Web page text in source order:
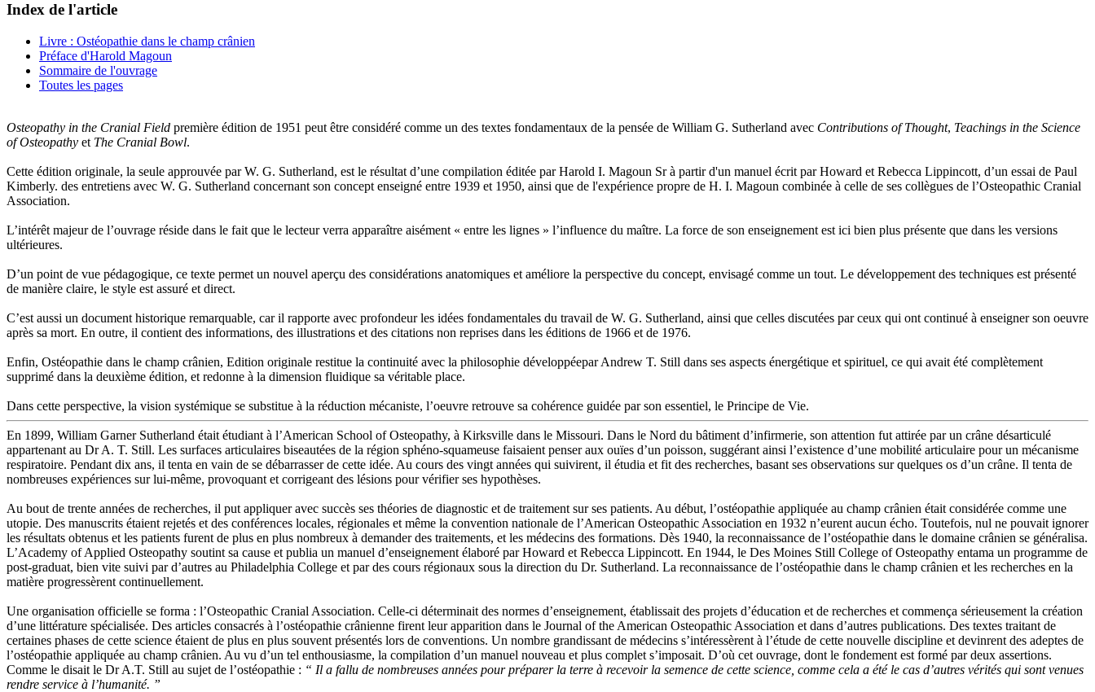
Index de l'article
Livre : Ostéopathie dans le champ crânien
Préface d'Harold Magoun
Sommaire de l'ouvrage
Toutes les pages
Osteopathy in the Cranial Field première édition de 1951 peut être considéré comme un des textes fondamentaux de la pensée de William G. Sutherland avec Contributions of Thought, Teachings in the Science
of Osteopathy et The Cranial Bowl.
Cette édition originale, la seule approuvée par W. G. Sutherland, est le résultat d’une compilation éditée par Harold I. Magoun Sr à partir d'un manuel écrit par Howard et Rebecca Lippincott, d’un essai de Paul
Kimberly. des entretiens avec W. G. Sutherland concernant son concept enseigné entre 1939 et 1950, ainsi que de l'expérience propre de H. I. Magoun combinée à celle de ses collègues de l’Osteopathic Cranial
Association.
L’intérêt majeur de l’ouvrage réside dans le fait que le lecteur verra apparaître aisément « entre les lignes » l’influence du maître. La force de son enseignement est ici bien plus présente que dans les versions
ultérieures.
D’un point de vue pédagogique, ce texte permet un nouvel aperçu des considérations anatomiques et améliore la perspective du concept, envisagé comme un tout. Le développement des techniques est présenté
de manière claire, le style est assuré et direct.
C’est aussi un document historique remarquable, car il rapporte avec profondeur les idées fondamentales du travail de W. G. Sutherland, ainsi que celles discutées par ceux qui ont continué à enseigner son oeuvre
après sa mort. En outre, il contient des informations, des illustrations et des citations non reprises dans les éditions de 1966 et de 1976.
Enfin, Ostéopathie dans le champ crânien, Edition originale restitue la continuité avec la philosophie développéepar Andrew T. Still dans ses aspects énergétique et spirituel, ce qui avait été complètement
supprimé dans la deuxième édition, et redonne à la dimension fluidique sa véritable place.
Dans cette perspective, la vision systémique se substitue à la réduction mécaniste, l’oeuvre retrouve sa cohérence guidée par son essentiel, le Principe de Vie.
En 1899, William Garner Sutherland était étudiant à l’American School of Osteopathy, à Kirksville dans le Missouri. Dans le Nord du bâtiment d’infirmerie, son attention fut attirée par un crâne désarticulé
appartenant au Dr A. T. Still. Les surfaces articulaires biseautées de la région sphéno-squameuse faisaient penser aux ouïes d’un poisson, suggérant ainsi l’existence d’une mobilité articulaire pour un mécanisme
respiratoire. Pendant dix ans, il tenta en vain de se débarrasser de cette idée. Au cours des vingt années qui suivirent, il étudia et fit des recherches, basant ses observations sur quelques os d’un crâne. Il tenta de
nombreuses expériences sur lui-même, provoquant et corrigeant des lésions pour vérifier ses hypothèses.
Au bout de trente années de recherches, il put appliquer avec succès ses théories de diagnostic et de traitement sur ses patients. Au début, l’ostéopathie appliquée au champ crânien était considérée comme une
utopie. Des manuscrits étaient rejetés et des conférences locales, régionales et même la convention nationale de l’American Osteopathic Association en 1932 n’eurent aucun écho. Toutefois, nul ne pouvait ignorer
les résultats obtenus et les patients furent de plus en plus nombreux à demander des traitements, et les médecins des formations. Dès 1940, la reconnaissance de l’ostéopathie dans le domaine crânien se généralisa.
L’Academy of Applied Osteopathy soutint sa cause et publia un manuel d’enseignement élaboré par Howard et Rebecca Lippincott. En 1944, le Des Moines Still College of Osteopathy entama un programme de
post-graduat, bien vite suivi par d’autres au Philadelphia College et par des cours régionaux sous la direction du Dr. Sutherland. La reconnaissance de l’ostéopathie dans le champ crânien et les recherches en la
matière progressèrent continuellement.
Une organisation officielle se forma : l’Osteopathic Cranial Association. Celle-ci déterminait des normes d’enseignement, établissait des projets d’éducation et de recherches et commença sérieusement la création
d’une littérature spécialisée. Des articles consacrés à l’ostéopathie crânienne firent leur apparition dans le Journal of the American Osteopathic Association et dans d’autres publications. Des textes traitant de
certaines phases de cette science étaient de plus en plus souvent présentés lors de conventions. Un nombre grandissant de médecins s’intéressèrent à l’étude de cette nouvelle discipline et devinrent des adeptes de
l’ostéopathie appliquée au champ crânien. Au vu d’un tel enthousiasme, la compilation d’un manuel nouveau et plus complet s’imposait. D’où cet ouvrage, dont le fondement est formé par deux assertions.
Comme le disait le Dr A.T. Still au sujet de l’ostéopathie : “ Il a fallu de nombreuses années pour préparer la terre à recevoir la semence de cette science, comme cela a été le cas d’autres vérités qui sont venues
rendre service à l’humanité. ”